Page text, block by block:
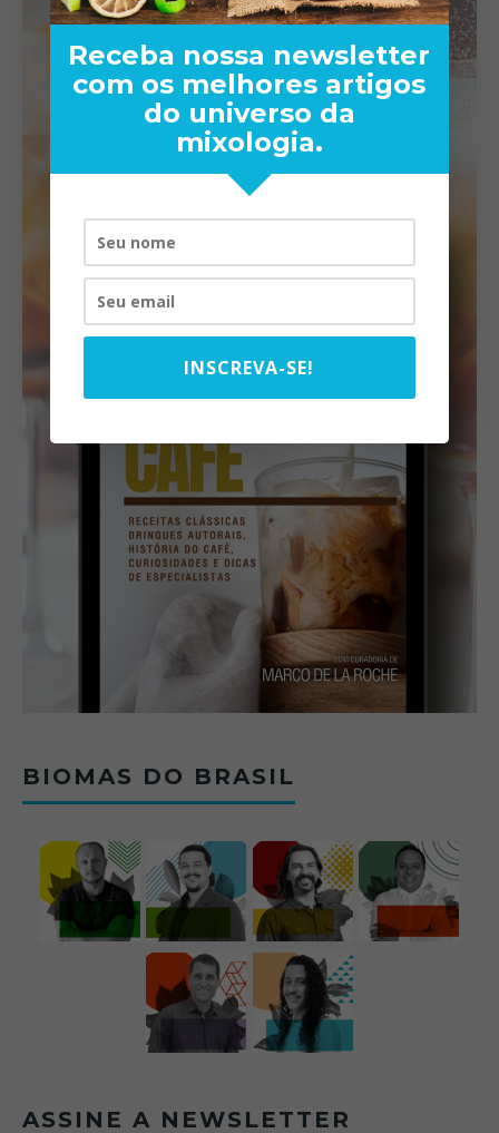
BIOMAS DO BRASIL
ASSINE A NEWSLETTER
Receba nossa newsletter
com os melhores artigos
do universo da
mixologia.
INSCREVA-SE!